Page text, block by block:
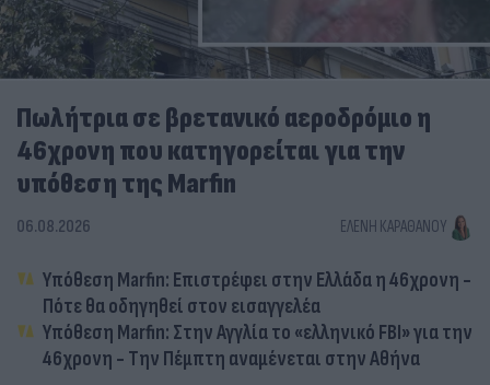
Πωλήτρια σε βρετανικό αεροδρόμιο η
46χρονη που κατηγορείται για την
υπόθεση της Marfin
06.08.2026 ΕΛΈΝΗ ΚΑΡΑΘΆΝΟΥ
Υπόθεση Marfin: Επιστρέφει στην Ελλάδα η 46χρονη -
Πότε θα οδηγηθεί στον εισαγγελέα
Υπόθεση Marfin: Στην Αγγλία το «ελληνικό FBI» για την
46χρονη - Την Πέμπτη αναμένεται στην Αθήνα